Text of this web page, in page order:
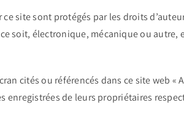
site sont protégés par les droits
soit, électronique, mécanique ou
cités ou référencés dans ce site web
enregistrées de leurs propriétaires